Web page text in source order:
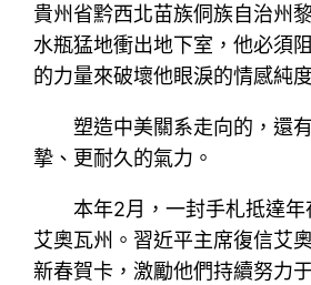
貴州省黔西北苗族侗族自治州
水瓶猛地衝出地下室，他必須
的力量來破壞他眼淚的情感純
塑造中美關系走向的，還
摯、更耐久的氣力。
本年2月，一封手札抵達年
艾奧瓦州。習近平主席復信艾
新春賀卡，激勵他們持續努力